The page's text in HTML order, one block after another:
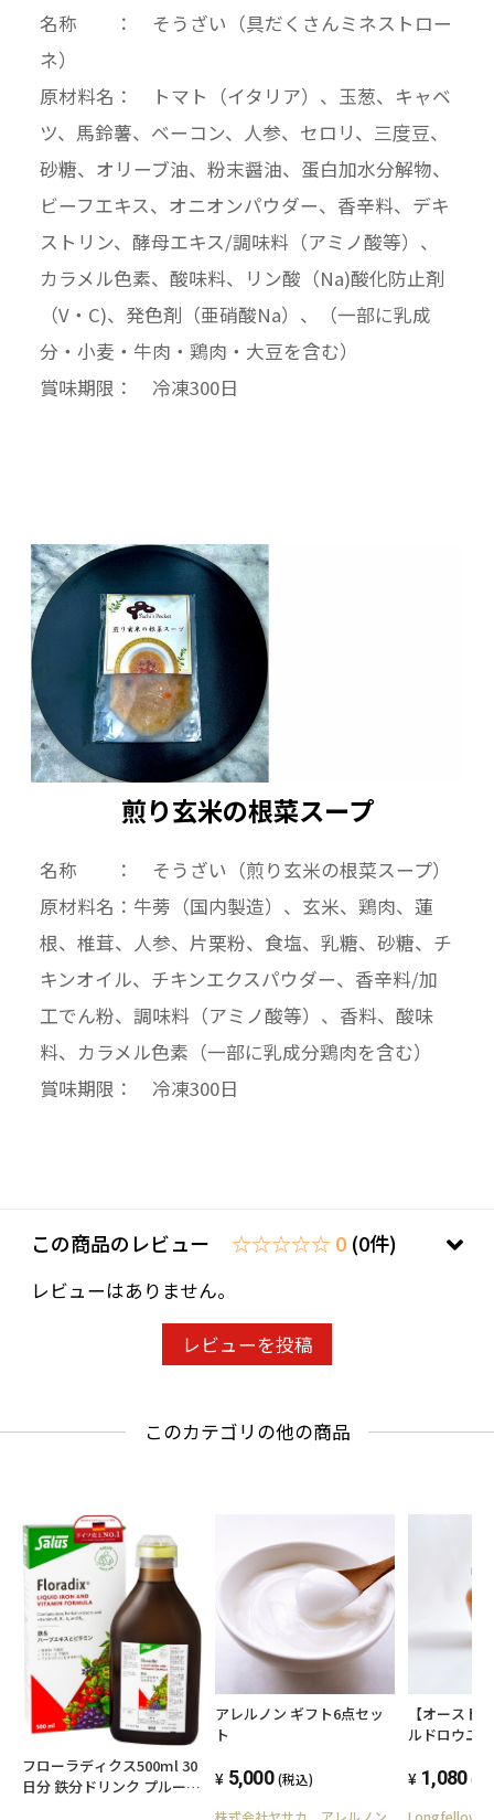
名称 ： そうざい（具だくさんミネストロー
ネ）
原材料名： トマト（イタリア）、玉葱、キャベ
ツ、馬鈴薯、ベーコン、人参、セロリ、三度豆、
砂糖、オリーブ油、粉末醤油、蛋白加水分解物、
ビーフエキス、オニオンパウダー、香辛料、デキ
ストリン、酵母エキス/調味料（アミノ酸等）、
カラメル色素、酸味料、リン酸（Na)酸化防止剤
（V・C)、発色剤（亜硝酸Na）、（一部に乳成
分・小麦・牛肉・鶏肉・大豆を含む）
賞味期限： 冷凍300日
煎り玄米の根菜スープ
名称 ： そうざい（煎り玄米の根菜スープ）
原材料名：牛蒡（国内製造）、玄米、鶏肉、蓮
根、椎茸、人参、片栗粉、食塩、乳糖、砂糖、チ
キンオイル、チキンエクスパウダー、香辛料/加
工でん粉、調味料（アミノ酸等）、香料、酸味
料、カラメル色素（一部に乳成分鶏肉を含む）
賞味期限： 冷凍300日
この商品のレビュー ☆☆☆☆☆ 0 (0件)
レビューはありません。
レビューを投稿
このカテゴリの他の商品
フローラディクス500ml 30
日分 鉄分ドリンク プルーン
アレルノン ギフト6点セッ
ト
5,000 (税込)
【オースト
ルドロウユ
1,080 (税